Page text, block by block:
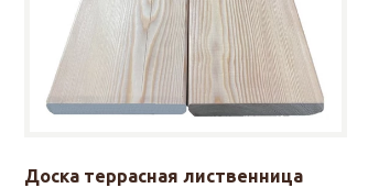
Доска террасная лиственница